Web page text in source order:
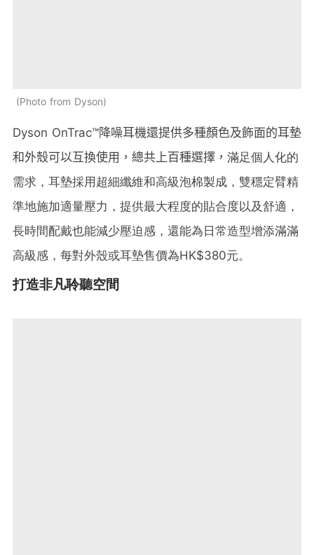
Photo from Dyson
Dyson OnTrac™降噪耳機還提供多種顏色及飾面的耳墊
和外殼可以互換使用，總共上百種選擇， 滿足個人化的
需求，耳墊採用超細纖維和高級泡棉製成，雙穩定臂精
準地施加適量壓力，提供最大程度的貼合度以及舒適，
長時間配戴也能減少壓迫感，還能為日常造型增添滿滿
高級感，每對外殼或耳墊售價為HK$380元。
打造非凡聆聽空間